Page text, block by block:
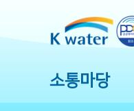
소통마당